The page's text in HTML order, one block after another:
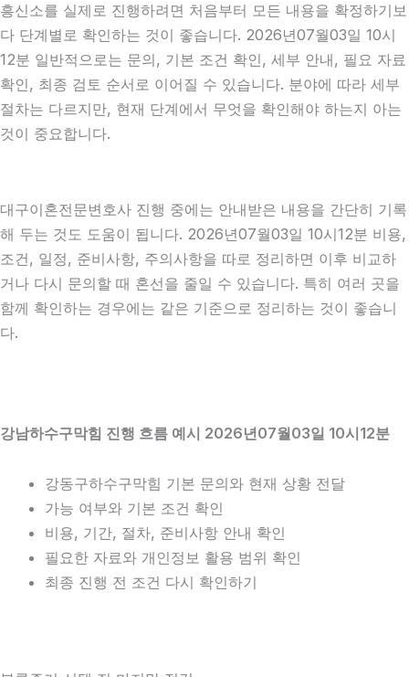
흥신소를 실제로 진행하려면 처음부터 모든 내용을 확정하기보
다 단계별로 확인하는 것이 좋습니다. 2026년07월03일 10시
12분 일반적으로는 문의, 기본 조건 확인, 세부 안내, 필요 자료
확인, 최종 검토 순서로 이어질 수 있습니다. 분야에 따라 세부
절차는 다르지만, 현재 단계에서 무엇을 확인해야 하는지 아는
것이 중요합니다.
대구이혼전문변호사 진행 중에는 안내받은 내용을 간단히 기록
해 두는 것도 도움이 됩니다. 2026년07월03일 10시12분 비용,
조건, 일정, 준비사항, 주의사항을 따로 정리하면 이후 비교하
거나 다시 문의할 때 혼선을 줄일 수 있습니다. 특히 여러 곳을
함께 확인하는 경우에는 같은 기준으로 정리하는 것이 좋습니
다.
강남하수구막힘 진행 흐름 예시 2026년07월03일 10시12분
강동구하수구막힘 기본 문의와 현재 상황 전달
가능 여부와 기본 조건 확인
비용, 기간, 절차, 준비사항 안내 확인
필요한 자료와 개인정보 활용 범위 확인
최종 진행 전 조건 다시 확인하기